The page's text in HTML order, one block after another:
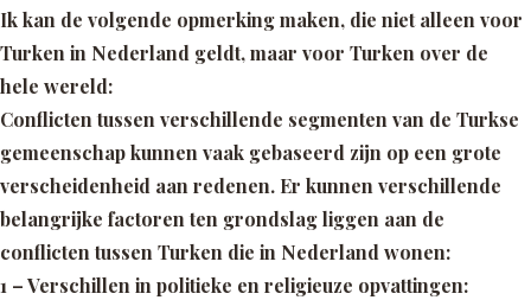
Ik kan de volgende opmerking maken, die niet alleen voor
Turken in Nederland geldt, maar voor Turken over de
hele wereld:
Conflicten tussen verschillende segmenten van de Turkse
gemeenschap kunnen vaak gebaseerd zijn op een grote
verscheidenheid aan redenen. Er kunnen verschillende
belangrijke factoren ten grondslag liggen aan de
conflicten tussen Turken die in Nederland wonen:
1 – Verschillen in politieke en religieuze opvattingen: